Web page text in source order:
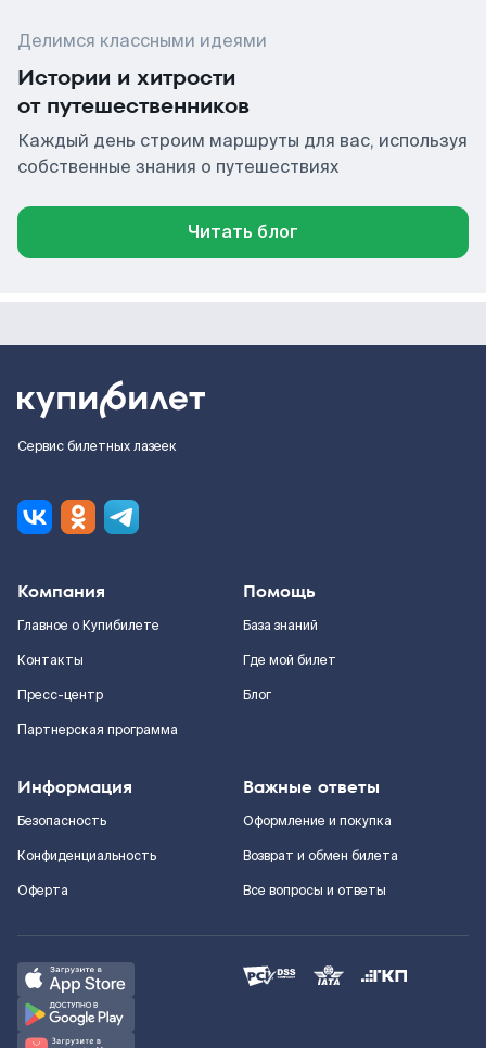
Делимся классными идеями
Истории и хитрости
от путешественников
Каждый день строим маршруты для вас, используя
собственные знания о путешествиях
Читать блог
Сервис билетных лазеек
Компания
Главное о Купибилете
Контакты
Пресс-центр
Партнерская программа
Помощь
База знаний
Где мой билет
Блог
Информация
Безопасность
Конфиденциальность
Оферта
Важные ответы
Оформление и покупка
Возврат и обмен билета
Все вопросы и ответы